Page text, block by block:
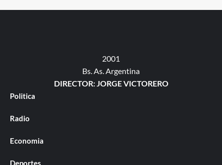
2001
Bs. As. Argentina
DIRECTOR: JORGE VICTORERO
Politica
Radio
Economia
Deportes